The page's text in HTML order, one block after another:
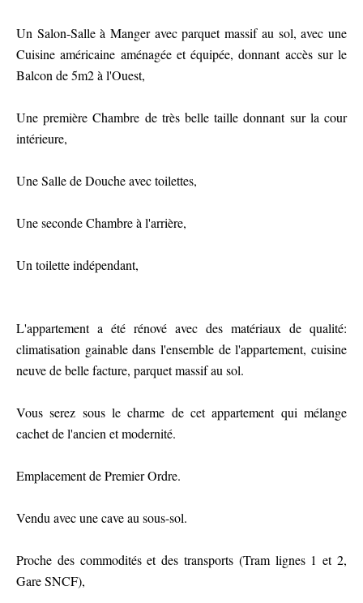
Un Salon-Salle à Manger avec parquet massif au sol, avec une
Cuisine américaine aménagée et équipée, donnant accès sur le
Balcon de 5m2 à l'Ouest,
Une première Chambre de très belle taille donnant sur la cour
intérieure,
Une Salle de Douche avec toilettes,
Une seconde Chambre à l'arrière,
Un toilette indépendant,
L'appartement a été rénové avec des matériaux de qualité:
climatisation gainable dans l'ensemble de l'appartement, cuisine
neuve de belle facture, parquet massif au sol.
Vous serez sous le charme de cet appartement qui mélange
cachet de l'ancien et modernité.
Emplacement de Premier Ordre.
Vendu avec une cave au sous-sol.
Proche des commodités et des transports (Tram lignes 1 et 2,
Gare SNCF),